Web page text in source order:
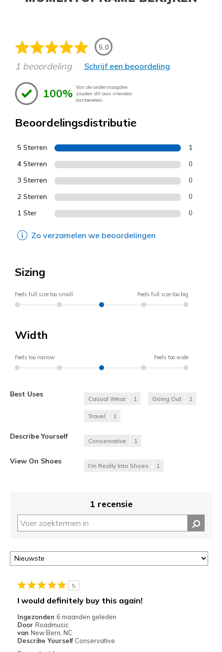
5.0
1 beoordeling Schrijf een beoordeling
100% Van de ondervraagden
zouden dit aan vrienden
aanbevelen.
Beoordelingsdistributie
5 Sterren 1
4 Sterren 0
3 Sterren 0
2 Sterren 0
1 Ster 0
Zo verzamelen we beoordelingen
Sizing
Feels full size too small Feels full size too big
Width
Feels too narrow Feels too wide
Best Uses
Casual Wear 1 Going Out 1
Travel 1
Describe Yourself
Conservative 1
View On Shoes
I'm Really Into Shoes 1
1 recensie
5
I would definitely buy this again!
Ingezonden 6 maanden geleden
Door Roadmusic
van New Bern, NC
Describe Yourself Conservative